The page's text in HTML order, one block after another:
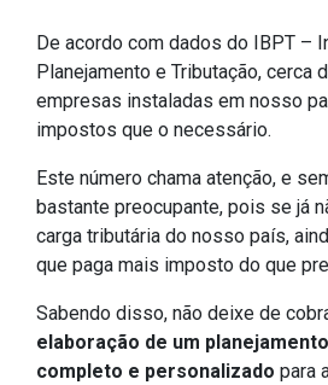
De acordo com dados do IBPT –
Planejamento e Tributação, cerca
empresas instaladas em nosso
impostos que o necessário.
Este número chama atenção, e
bastante preocupante, pois se já
carga tributária do nosso país,
que paga mais imposto do que
Sabendo disso, não deixe de
elaboração de um
completo e personalizado para